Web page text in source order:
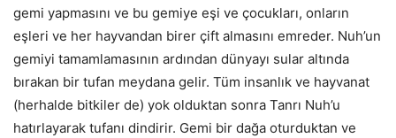
gemi yapmasını ve bu gemiye eşi ve çocukları, onların
eşleri ve her hayvandan birer çift almasını emreder. Nuh’un
gemiyi tamamlamasının ardından dünyayı sular altında
bırakan bir tufan meydana gelir. Tüm insanlık ve hayvanat
(herhalde bitkiler de) yok olduktan sonra Tanrı Nuh’u
hatırlayarak tufanı dindirir. Gemi bir dağa oturduktan ve